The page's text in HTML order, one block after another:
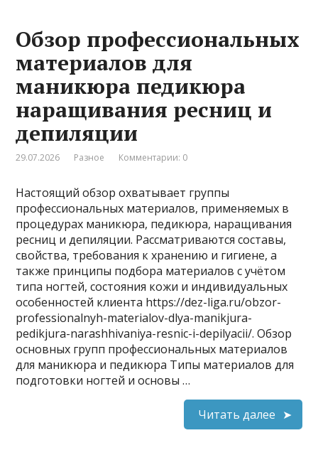
Обзор профессиональных
материалов для
маникюра педикюра
наращивания ресниц и
депиляции
29.07.2026 Разное Комментарии: 0
Настоящий обзор охватывает группы
профессиональных материалов, применяемых в
процедурах маникюра, педикюра, наращивания
ресниц и депиляции. Рассматриваются составы,
свойства, требования к хранению и гигиене, а
также принципы подбора материалов с учётом
типа ногтей, состояния кожи и индивидуальных
особенностей клиента https://dez-liga.ru/obzor-
professionalnyh-materialov-dlya-manikjura-
pedikjura-narashhivaniya-resnic-i-depilyacii/. Обзор
основных групп профессиональных материалов
для маникюра и педикюра Типы материалов для
подготовки ногтей и основы …
Читать далее